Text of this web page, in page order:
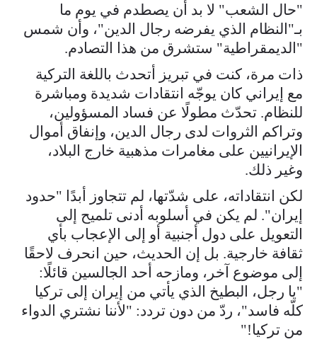
"حال الشعب" لا بد أن يصطدم في يوم ما
بـ"النظام الذي يفرضه رجال الدين"، وأن شمس
"الديمقراطية" ستشرق من هذا التصادم.
ذات مرة، كنت في تبريز أتحدث باللغة التركية
مع إيراني كان يوجّه انتقادات شديدة ومباشرة
للنظام. تحدّث مطولًا عن فساد المسؤولين،
وتراكم الثروات لدى رجال الدين، وإنفاق أموال
الإيرانيين على مغامرات مذهبية خارج البلاد،
وغير ذلك.
لكن انتقاداته، على شدّتها، لم تتجاوز أبدًا "حدود
إيران". لم يكن في أسلوبه أدنى تلميح إلى
التعويل على دول أجنبية أو إلى الإعجاب بأي
ثقافة خارجية. بل إن الحديث، حين انحرف لاحقًا
إلى موضوع آخر، ومازحه أحد الجالسين قائلًا:
"يا رجل، البطيخ الذي يأتي من إيران إلى تركيا
كلّه فاسد"، ردّ من دون تردد: "لأننا نشتري الدواء
من تركيا!"